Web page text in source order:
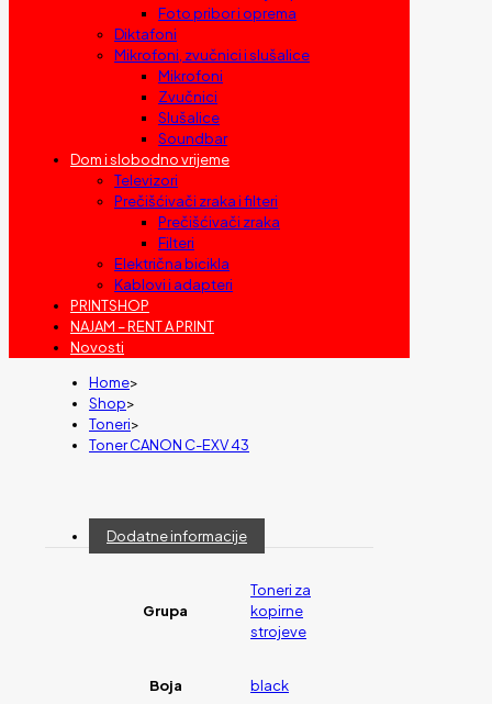
Foto pribor i oprema
Diktafoni
Mikrofoni, zvučnici i slušalice
Mikrofoni
Zvučnici
Slušalice
Soundbar
Dom i slobodno vrijeme
Televizori
Prečišćivači zraka i filteri
Prečišćivači zraka
Filteri
Električna bicikla
Kablovi i adapteri
PRINTSHOP
NAJAM – RENT A PRINT
Novosti
Home>
Shop>
Toneri>
Toner CANON C-EXV 43
Dodatne informacije
Grupa
Toneri za
kopirne
strojeve
Boja black